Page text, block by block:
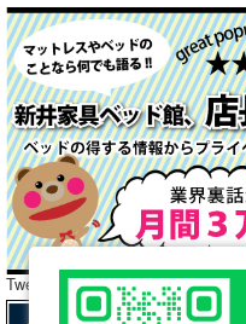
Tweets by araibed300